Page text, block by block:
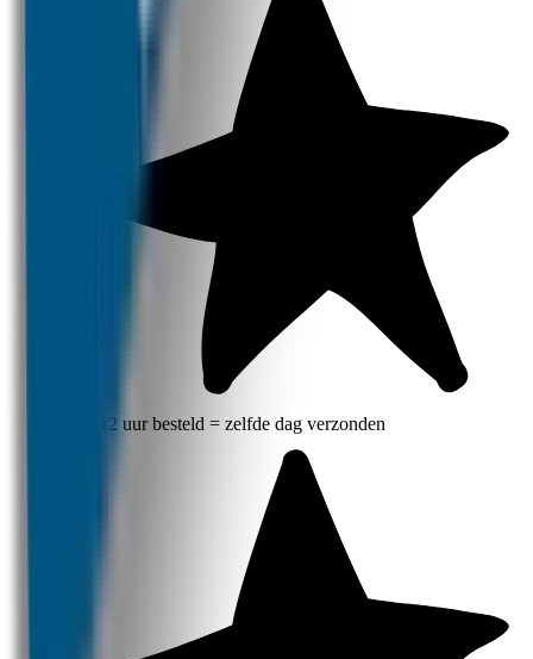
Voor 12 uur besteld = zelfde dag verzonden